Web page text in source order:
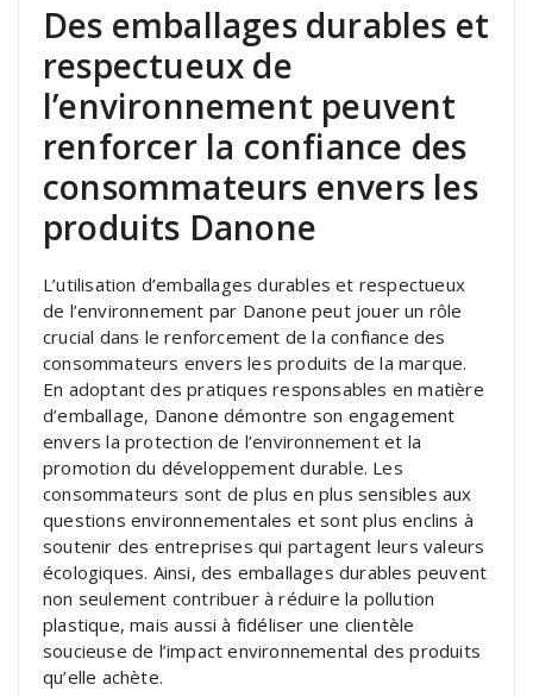
Des emballages durables et
respectueux de
l’environnement peuvent
renforcer la confiance des
consommateurs envers les
produits Danone
L’utilisation d’emballages durables et respectueux
de l’environnement par Danone peut jouer un rôle
crucial dans le renforcement de la confiance des
consommateurs envers les produits de la marque.
En adoptant des pratiques responsables en matière
d’emballage, Danone démontre son engagement
envers la protection de l’environnement et la
promotion du développement durable. Les
consommateurs sont de plus en plus sensibles aux
questions environnementales et sont plus enclins à
soutenir des entreprises qui partagent leurs valeurs
écologiques. Ainsi, des emballages durables peuvent
non seulement contribuer à réduire la pollution
plastique, mais aussi à fidéliser une clientèle
soucieuse de l’impact environnemental des produits
qu’elle achète.